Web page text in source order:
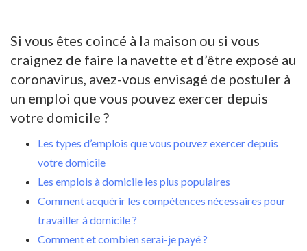
Si vous êtes coincé à la maison ou si vous
craignez de faire la navette et d’être exposé au
coronavirus, avez-vous envisagé de postuler à
un emploi que vous pouvez exercer depuis
votre domicile ?
Les types d’emplois que vous pouvez exercer depuis
votre domicile
Les emplois à domicile les plus populaires
Comment acquérir les compétences nécessaires pour
travailler à domicile ?
Comment et combien serai-je payé ?